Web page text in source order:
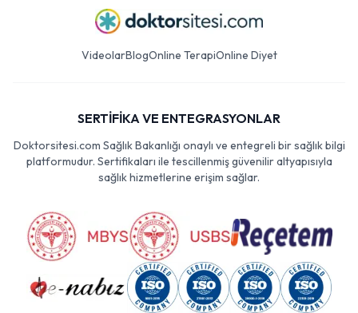
VideolarBlogOnline TerapiOnline Diyet
SERTİFİKA VE ENTEGRASYONLAR
Doktorsitesi.com Sağlık Bakanlığı onaylı ve entegreli bir sağlık bilgi
platformudur. Sertifikaları ile tescillenmiş güvenilir altyapısıyla
sağlık hizmetlerine erişim sağlar.